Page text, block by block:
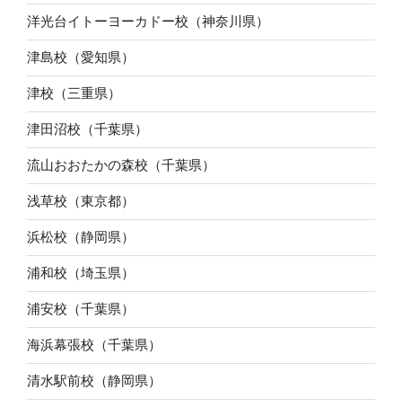
洋光台イトーヨーカドー校（神奈川県）
津島校（愛知県）
津校（三重県）
津田沼校（千葉県）
流山おおたかの森校（千葉県）
浅草校（東京都）
浜松校（静岡県）
浦和校（埼玉県）
浦安校（千葉県）
海浜幕張校（千葉県）
清水駅前校（静岡県）